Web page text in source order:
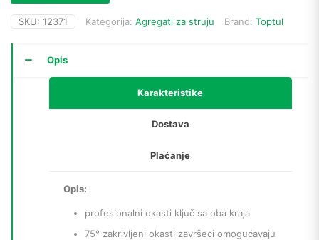
SKU: 12371 Kategorija: Agregati za struju Brand: Toptul
Opis
Karakteristike
Dostava
Plaćanje
Opis:
profesionalni okasti ključ sa oba kraja
75° zakrivljeni okasti završeci omogućavaju